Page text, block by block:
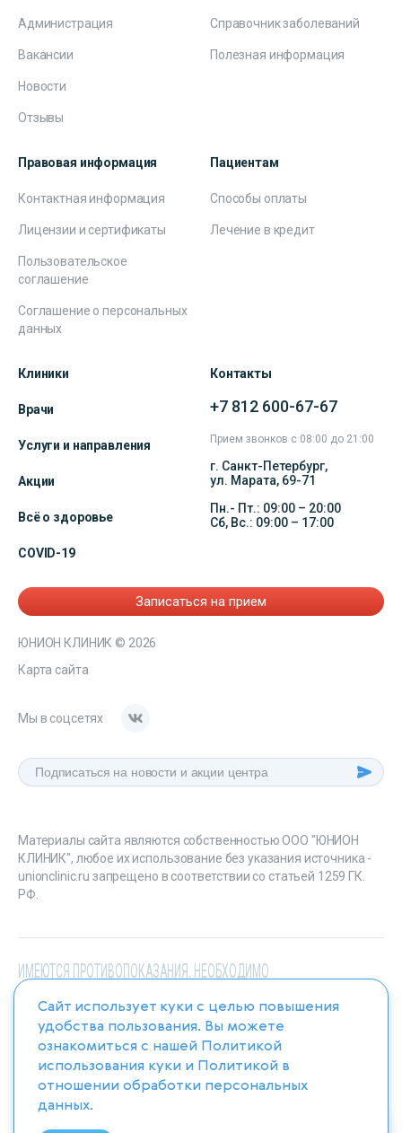
Администрация
Вакансии
Новости
Отзывы
Справочник заболеваний
Полезная информация
Правовая информация
Контактная информация
Лицензии и сертификаты
Пользовательское
соглашение
Соглашение о персональных
данных
Пациентам
Способы оплаты
Лечение в кредит
Клиники
Врачи
Услуги и направления
Акции
Всё о здоровье
COVID-19
Контакты
+7 812 600-67-67
Прием звонков с 08:00 до 21:00
г. Санкт-Петербург,
ул. Марата, 69-71
Пн.- Пт.: 09:00 – 20:00
Сб, Вс.: 09:00 – 17:00
Записаться на прием
ЮНИОН КЛИНИК © 2026
Карта сайта
Мы в соцсетях
Материалы сайта являются собственностью ООО "ЮНИОН
КЛИНИК", любое их использование без указания источника -
unionclinic.ru запрещено в соответствии со статьей 1259 ГК.
РФ.
ИМЕЮТСЯ ПРОТИВОПОКАЗАНИЯ. НЕОБХОДИМО
ПРОКОНСУЛЬТИРОВАТЬСЯ СО СПЕЦИАЛИСТОМ
Сайт использует куки с целью повышения
удобства пользования. Вы можете
ознакомиться с нашей Политикой
использования куки и Политикой в
отношении обработки персональных
данных.